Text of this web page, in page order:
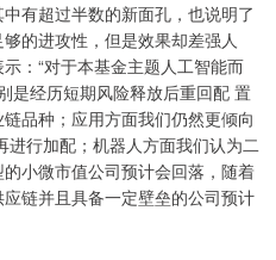
超过半数的新面孔，也说明了
的进攻性，但是效果却差强人
：“对于本基金主题人工智能而
是经历短期风险释放后重回配 置
品种；应用方面我们仍然更倾向
进行加配；机器人方面我们认为二
小微市值公司预计会回落，随着
链并且具备一定壁垒的公司预计